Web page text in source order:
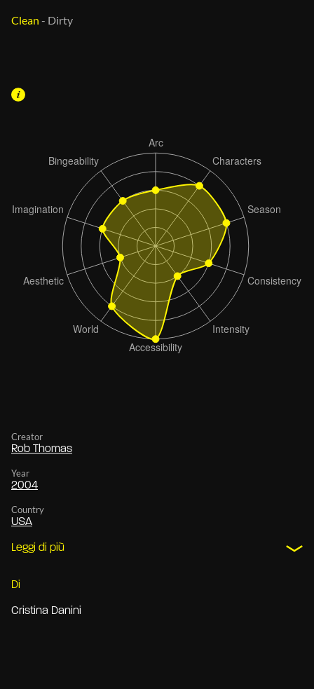
Clean - Dirty
Creator
Rob Thomas
Year
2004
Country
USA
Leggi di più
Di
Cristina Danini